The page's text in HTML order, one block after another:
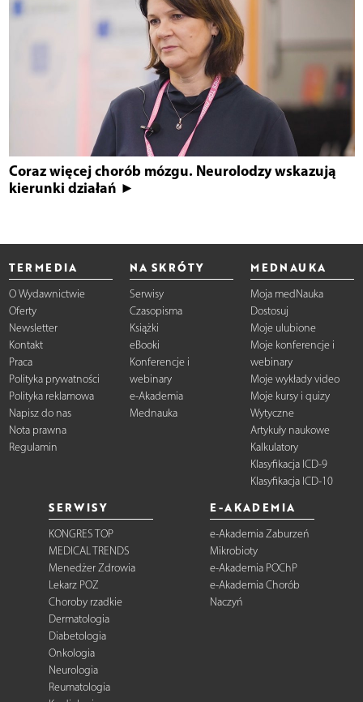
Coraz więcej chorób mózgu. Neurolodzy wskazują
kierunki działań ►
TERMEDIA
O Wydawnictwie
Oferty
Newsletter
Kontakt
Praca
Polityka prywatności
Polityka reklamowa
Napisz do nas
Nota prawna
Regulamin
NA SKRÓTY
Serwisy
Czasopisma
Książki
eBooki
Konferencje i
webinary
e-Akademia
Mednauka
MEDNAUKA
Moja medNauka
Dostosuj
Moje ulubione
Moje konferencje i
webinary
Moje wykłady video
Moje kursy i quizy
Wytyczne
Artykuły naukowe
Kalkulatory
Klasyfikacja ICD-9
Klasyfikacja ICD-10
SERWISY
KONGRES TOP
MEDICAL TRENDS
Menedżer Zdrowia
Lekarz POZ
Choroby rzadkie
Dermatologia
Diabetologia
Onkologia
Neurologia
Reumatologia
E-AKADEMIA
e-Akademia Zaburzeń
Mikrobioty
e-Akademia POChP
e-Akademia Chorób
Naczyń